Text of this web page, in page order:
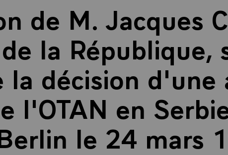
de M. Jacques
la République,
la décision d'une
l'OTAN en
le 24 mars